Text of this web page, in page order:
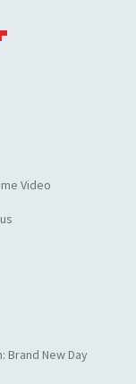
Video
Brand New Day